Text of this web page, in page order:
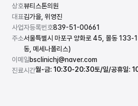
상호뷰티스톤의원
대표김가을, 위영진
사업자등록번호839-51-00661
주소서울특별시 마포구 양화로 45, 몰동
동, 메세나폴리스)
이메일bsclinichj@naver.com
진료시간월-금: 10:30-20:30토/일/공휴일: